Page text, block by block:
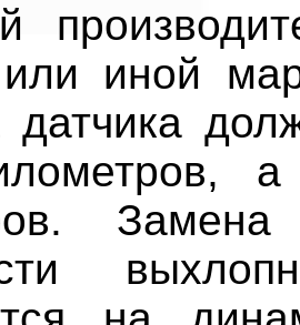
иной
датчика
Замена